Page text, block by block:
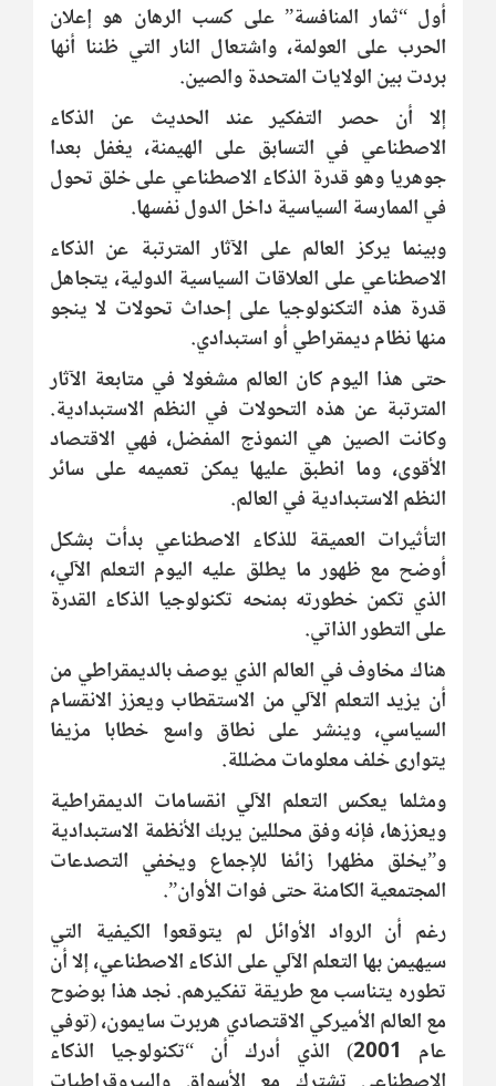
أول “ثمار المنافسة” على كسب الرهان هو إعلان
الحرب على العولمة، واشتعال النار التي ظننا أنها
بردت بين الولايات المتحدة والصين.
إلا أن حصر التفكير عند الحديث عن الذكاء
الاصطناعي في التسابق على الهيمنة، يغفل بعدا
جوهريا وهو قدرة الذكاء الاصطناعي على خلق تحول
في الممارسة السياسية داخل الدول نفسها.
وبينما يركز العالم على الآثار المترتبة عن الذكاء
الاصطناعي على العلاقات السياسية الدولية، يتجاهل
قدرة هذه التكنولوجيا على إحداث تحولات لا ينجو
منها نظام ديمقراطي أو استبدادي.
حتى هذا اليوم كان العالم مشغولا في متابعة الآثار
المترتبة عن هذه التحولات في النظم الاستبدادية.
وكانت الصين هي النموذج المفضل، فهي الاقتصاد
الأقوى، وما انطبق عليها يمكن تعميمه على سائر
النظم الاستبدادية في العالم.
التأثيرات العميقة للذكاء الاصطناعي بدأت بشكل
أوضح مع ظهور ما يطلق عليه اليوم التعلم الآلي،
الذي تكمن خطورته بمنحه تكنولوجيا الذكاء القدرة
على التطور الذاتي.
هناك مخاوف في العالم الذي يوصف بالديمقراطي من
أن يزيد التعلم الآلي من الاستقطاب ويعزز الانقسام
السياسي، وينشر على نطاق واسع خطابا مزيفا
يتوارى خلف معلومات مضللة.
ومثلما يعكس التعلم الآلي انقسامات الديمقراطية
ويعززها، فإنه وفق محللين يربك الأنظمة الاستبدادية
و”يخلق مظهرا زائفا للإجماع ويخفي التصدعات
المجتمعية الكامنة حتى فوات الأوان”.
رغم أن الرواد الأوائل لم يتوقعوا الكيفية التي
سيهيمن بها التعلم الآلي على الذكاء الاصطناعي، إلا أن
تطوره يتناسب مع طريقة تفكيرهم. نجد هذا بوضوح
مع العالم الأميركي الاقتصادي هربرت سايمون، (توفي
عام 2001) الذي أدرك أن “تكنولوجيا الذكاء